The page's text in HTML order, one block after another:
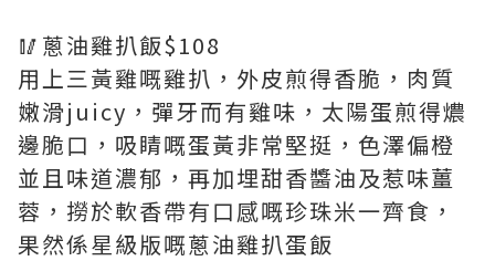
🥢蔥油雞扒飯$108
用上三黃雞嘅雞扒，外皮煎得香脆，肉質
嫩滑juicy，彈牙而有雞味，太陽蛋煎得燶
邊脆口，吸睛嘅蛋黃非常堅挺，色澤偏橙
並且味道濃郁，再加埋甜香醬油及惹味薑
蓉，撈於軟香帶有口感嘅珍珠米一齊食，
果然係星級版嘅蔥油雞扒蛋飯